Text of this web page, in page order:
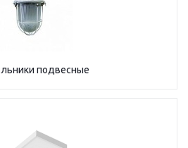
подвесные